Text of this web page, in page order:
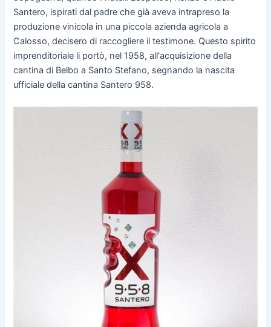
Santero, ispirati dal padre che già aveva intrapreso la
produzione vinicola in una piccola azienda agricola a
Calosso, decisero di raccogliere il testimone. Questo spirito
imprenditoriale li portò, nel 1958, all'acquisizione della
cantina di Belbo a Santo Stefano, segnando la nascita
ufficiale della cantina Santero 958.